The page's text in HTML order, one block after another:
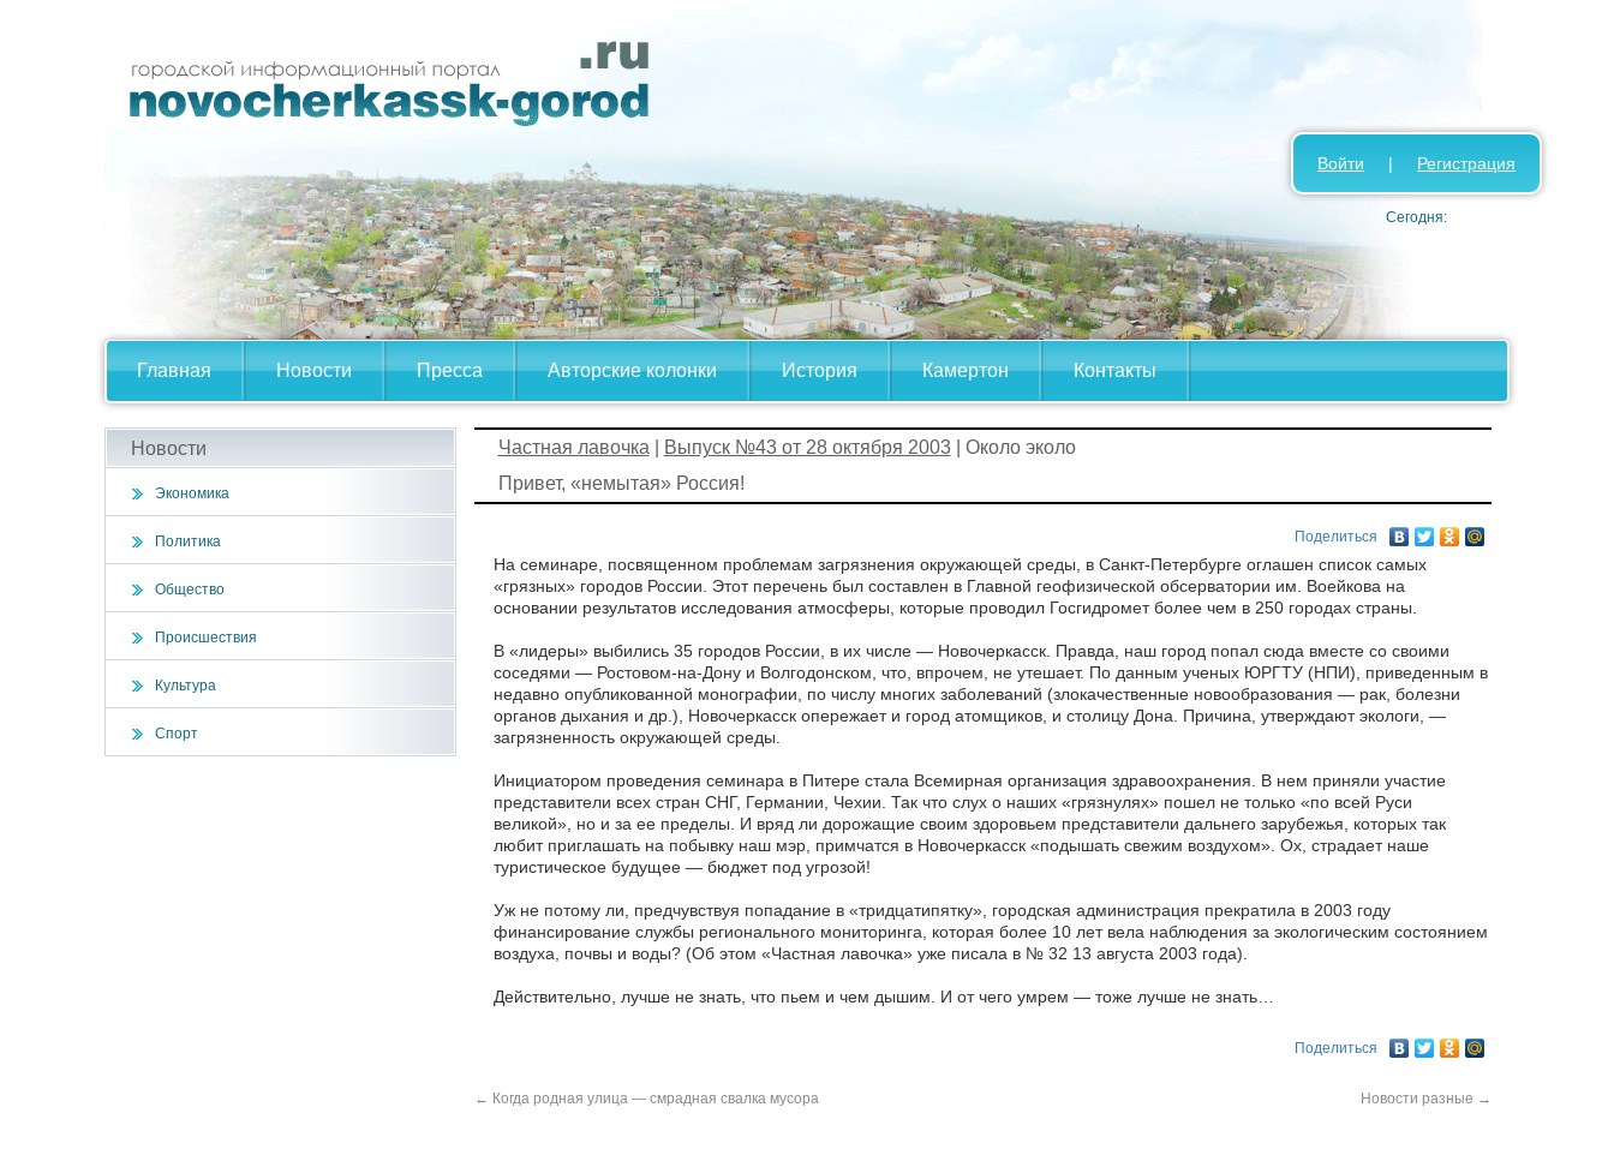
Главная Новости Пресса Авторские колонки История Камертон Контакты
Войти | Регистрация
Сегодня:
Новости
Экономика
Политика
Общество
Происшествия
Культура
Спорт
Частная лавочка Выпуск №43 от 28 октября 2003| Около эколо
Привет, «немытая» Россия!
Поделиться
На семинаре, посвященном проблемам загрязнения окружающей среды, в Санкт-Петербурге оглашен список самых
«грязных» городов России. Этот перечень был составлен в Главной геофизической обсерватории им. Воейкова на
основании результатов исследования атмосферы, которые проводил Госгидромет более чем в 250 городах страны.
В «лидеры» выбились 35 городов России, в их числе — Новочеркасск. Правда, наш город попал сюда вместе со своими
соседями — Ростовом-на-Дону и Волгодонском, что, впрочем, не утешает. По данным ученых ЮРГТУ (НПИ), приведенным в
недавно опубликованной монографии, по числу многих заболеваний (злокачественные новообразования — рак, болезни
органов дыхания и др.), Новочеркасск опережает и город атомщиков, и столицу Дона. Причина, утверждают экологи, —
загрязненность окружающей среды.
Инициатором проведения семинара в Питере стала Всемирная организация здравоохранения. В нем приняли участие
представители всех стран СНГ, Германии, Чехии. Так что слух о наших «грязнулях» пошел не только «по всей Руси
великой», но и за ее пределы. И вряд ли дорожащие своим здоровьем представители дальнего зарубежья, которых так
любит приглашать на побывку наш мэр, примчатся в Новочеркасск «подышать свежим воздухом». Ох, страдает наше
туристическое будущее — бюджет под угрозой!
Уж не потому ли, предчувствуя попадание в «тридцатипятку», городская администрация прекратила в 2003 году
финансирование службы регионального мониторинга, которая более 10 лет вела наблюдения за экологическим состоянием
воздуха, почвы и воды? (Об этом «Частная лавочка» уже писала в № 32 13 августа 2003 года).
Действительно, лучше не знать, что пьем и чем дышим. И от чего умрем — тоже лучше не знать…
Поделиться
← Когда родная улица — смрадная свалка мусора Новости разные →